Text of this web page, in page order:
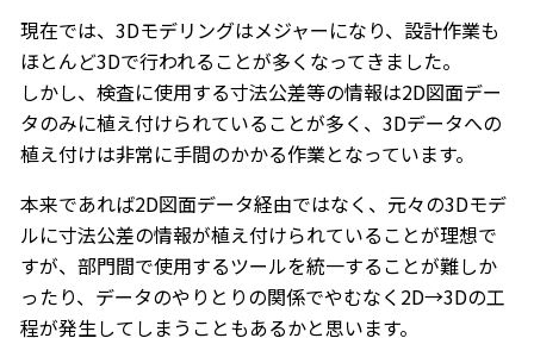
現在では、3Dモデリングはメジャーになり、設計作業も
ほとんど3Dで行われることが多くなってきました。
しかし、検査に使用する寸法公差等の情報は2D図面デー
タのみに植え付けられていることが多く、3Dデータへの
植え付けは非常に手間のかかる作業となっています。
本来であれば2D図面データ経由ではなく、元々の3Dモデ
ルに寸法公差の情報が植え付けられていることが理想で
すが、部門間で使用するツールを統一することが難しか
ったり、データのやりとりの関係でやむなく2D→3Dの工
程が発生してしまうこともあるかと思います。